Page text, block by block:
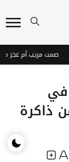
من ذاكرة